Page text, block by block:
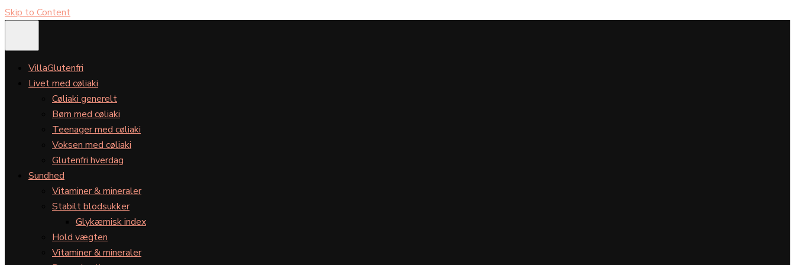
Skip to Content
VillaGlutenfri
Livet med cøliaki
Cøliaki generelt
Børn med cøliaki
Teenager med cøliaki
Voksen med cøliaki
Glutenfri hverdag
Sundhed
Vitaminer & mineraler
Stabilt blodsukker
Glykæmisk index
Hold vægten
Vitaminer & mineraler